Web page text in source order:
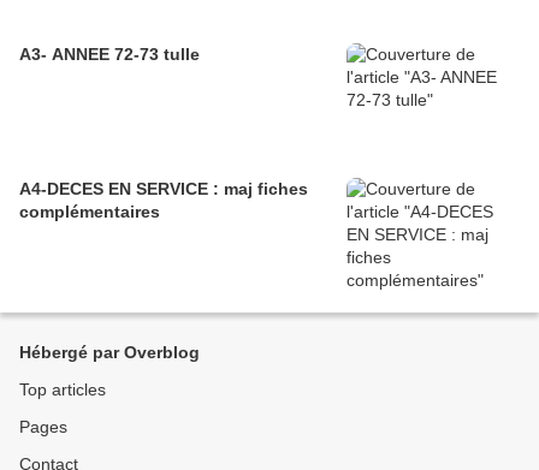
A3- ANNEE 72-73 tulle
A4-DECES EN SERVICE : maj fiches
complémentaires
Hébergé par Overblog
Top articles
Pages
Contact